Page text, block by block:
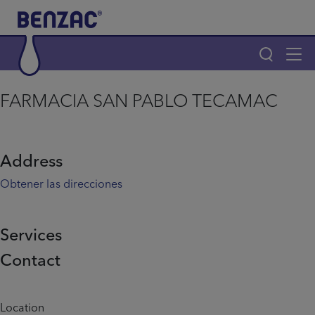
Skip to main content
Main navigation
¿Por qué elegir Benzac?
Home
Info menu
FARMACIA SAN PABLO TECAMAC
Address
Obtener las direcciones
Services
Contact
Location